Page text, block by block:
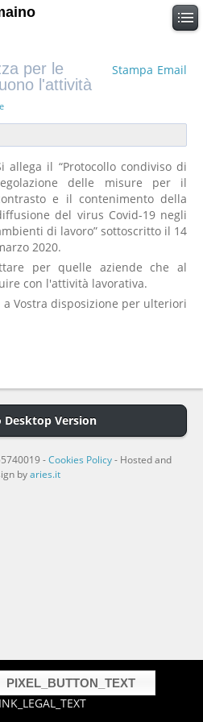
Email
Stampa
per le
l'attività
allega il “Protocollo condiviso di
delle misure per il
e il contenimento della
del virus Covid-19 negli
di lavoro” sottoscritto il 14
2020.
per quelle aziende che al
con l'attività lavorativa.
Vostra disposizione per ulteriori
Desktop Version
-Cookies Policy- Hosted and
byaries.it
PIXEL_BUTTON_TEXT